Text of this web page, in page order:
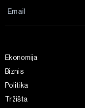
Ekonomija
Biznis
Politika
Tržišta